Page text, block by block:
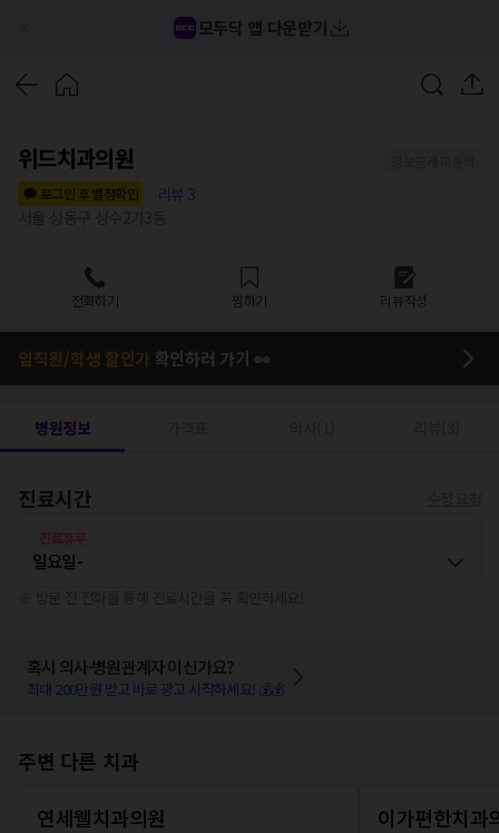
모두닥 앱 다운받기
위드치과의원
로그인 후 별점확인
리뷰 3
전화하기 찜하기 리뷰작성
임직원/학생 할인가 확인하러 가기 👀
병원정보
진료시간
일요일-
혹시 의사·병원관계자 이신가요?
최대 200만원 받고 바로 광고 시작하세요! 💰💰
주변 다른 치과
연세웰치과의원
이가편한치과